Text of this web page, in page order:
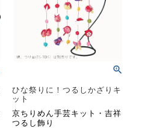
ひな祭りに！つるしかざりキ
ット
京ちりめん手芸キット・吉祥
つるし飾り